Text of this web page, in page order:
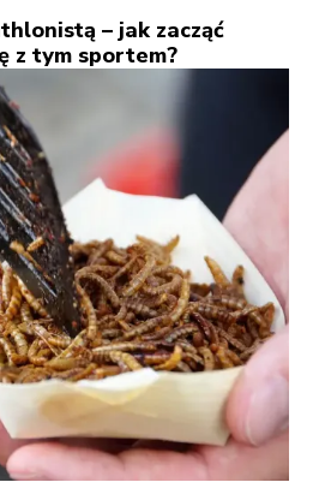
– jak zacząć
z tym sportem?